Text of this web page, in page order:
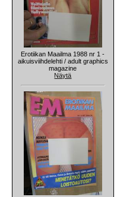
Erotiikan Maailma 1988 nr 1 -
aikuisviihdelehti / adult graphics
magazine
Näytä